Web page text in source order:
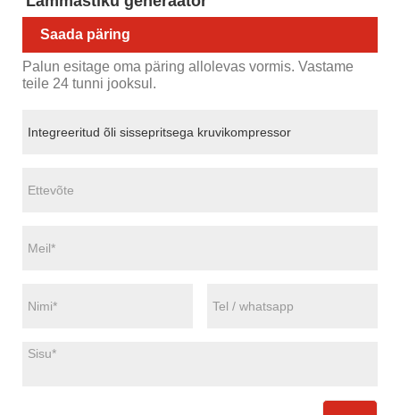
Saada päring
Palun esitage oma päring allolevas vormis. Vastame
teile 24 tunni jooksul.